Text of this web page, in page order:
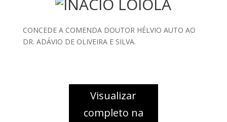
CONCEDE A COMENDA DOUTOR HÉLVIO AUTO AO
DR. ADÁVIO DE OLIVEIRA E SILVA.
Visualizar
completo na